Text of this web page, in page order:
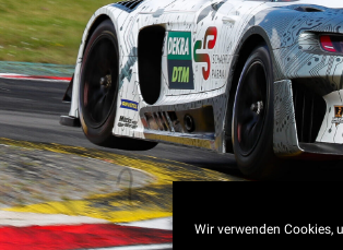
Wir verwenden Cookies,